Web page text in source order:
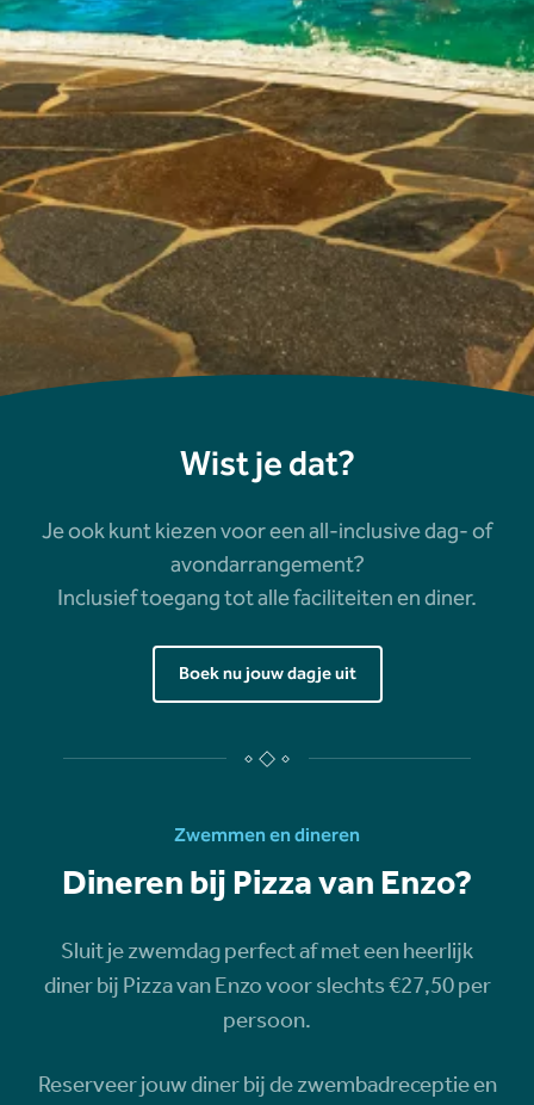
Wist je dat?
Je ook kunt kiezen voor een all-inclusive dag- of
avondarrangement?
Inclusief toegang tot alle faciliteiten en diner.
Boek nu jouw dagje uit
Zwemmen en dineren
Dineren bij Pizza van Enzo?
Sluit je zwemdag perfect af met een heerlijk
diner bij Pizza van Enzo voor slechts €27,50 per
persoon.
Reserveer jouw diner bij de zwembadreceptie en